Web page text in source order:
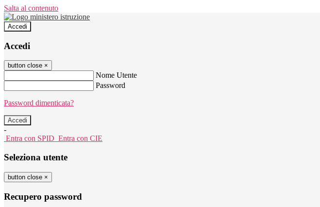
Salta al contenuto
Accedi
Accedi
button close ×
Nome Utente
Password
Password dimenticata?
-
Entra con SPID Entra con CIE
Seleziona utente
button close ×
Recupero password